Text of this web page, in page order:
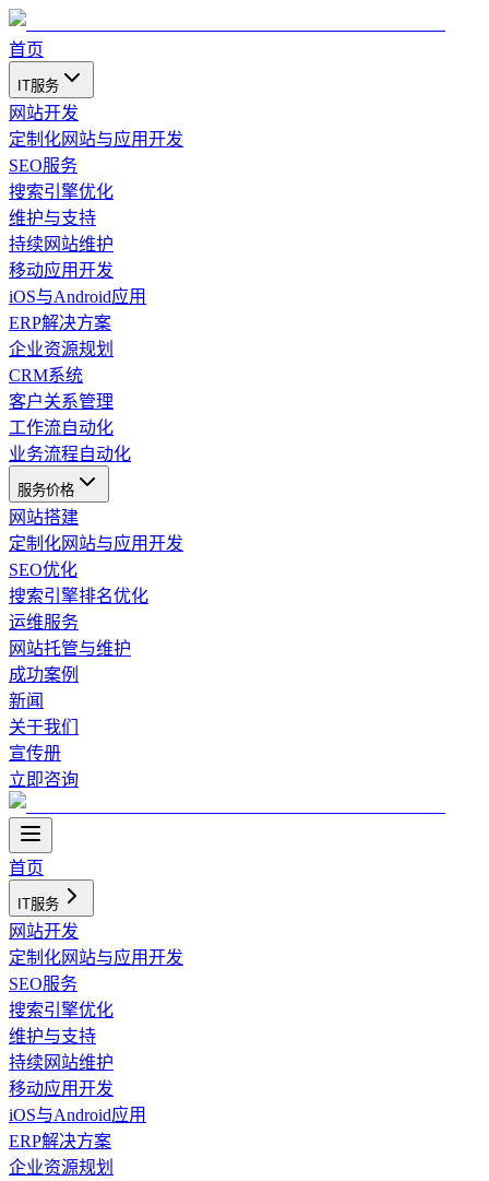
首页
IT服务
网站开发
定制化网站与应用开发
SEO服务
搜索引擎优化
维护与支持
持续网站维护
移动应用开发
iOS与Android应用
ERP解决方案
企业资源规划
CRM系统
客户关系管理
工作流自动化
业务流程自动化
服务价格
网站搭建
定制化网站与应用开发
SEO优化
搜索引擎排名优化
运维服务
网站托管与维护
成功案例
新闻
关于我们
宣传册
立即咨询
首页
IT服务
网站开发
定制化网站与应用开发
SEO服务
搜索引擎优化
维护与支持
持续网站维护
移动应用开发
iOS与Android应用
ERP解决方案
企业资源规划